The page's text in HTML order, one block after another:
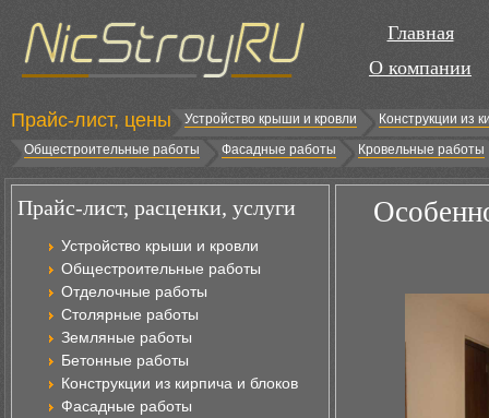
Главная
О компании
Прайс-лист, цены Устройство крыши и кровли
Конструкции из
Общестроительные работы
Фасадные работы Кровельные работы
Прайс-лист, расценки, услуги
Устройство крыши и кровли
Общестроительные работы
Отделочные работы
Столярные работы
Земляные работы
Бетонные работы
Конструкции из кирпича и блоков
Фасадные работы